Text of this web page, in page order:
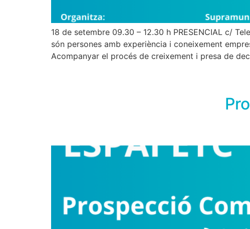
18 de setembre 09.30 – 12.30 h PRESENCIAL c/
són persones amb experiència i coneixement
Acompanyar el procés de creixement i presa de